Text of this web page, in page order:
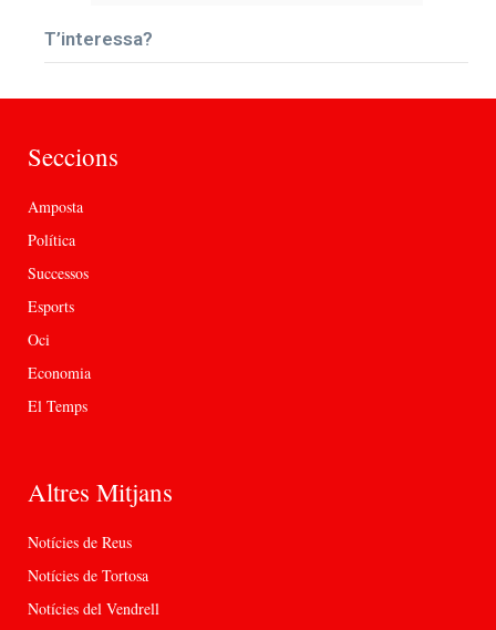
T’interessa?
Seccions
Amposta
Política
Successos
Esports
Oci
Economia
El Temps
Altres Mitjans
Notícies de Reus
Notícies de Tortosa
Notícies del Vendrell